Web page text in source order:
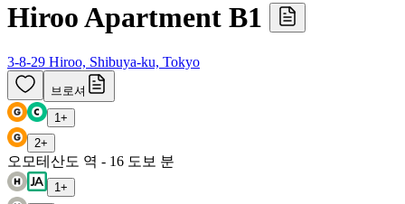
Hiroo Apartment B1
3-8-29 Hiroo, Shibuya-ku, Tokyo
브로셔
1 +
2+
오모테산도 역 - 16 도보 분
1 +